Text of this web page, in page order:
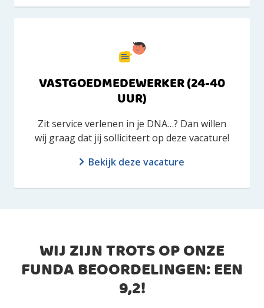
VASTGOEDMEDEWERKER (24-40
UUR)
Zit service verlenen in je DNA…? Dan willen
wij graag dat jij solliciteert op deze vacature!
Bekijk deze vacature
WIJ ZIJN TROTS OP ONZE
FUNDA BEOORDELINGEN: EEN
9,2!